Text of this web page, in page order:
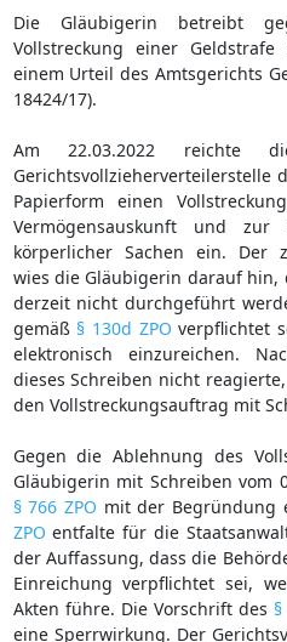
Die Gläubigerin betreibt
Vollstreckung einer
einem Urteil des Amtsgerichts
18424/17).
Am 22.03.2022 reichte
Gerichtsvollzieherverteilerstelle
Papierform einen
Vermögensauskunft und
körperlicher Sachen ein. Der
wies die Gläubigerin darauf hin,
derzeit nicht durchgeführt
gemäß § 130d ZPO verpflichtet
elektronisch einzureichen.
dieses Schreiben nicht
den Vollstreckungsauftrag mit
Gegen die Ablehnung des
Gläubigerin mit Schreiben vom
§ 766 ZPO mit der Begründung
ZPO entfalte für die
der Auffassung, dass die
Einreichung verpflichtet sei,
Akten führe. Die Vorschrift des
eine Sperrwirkung. Der